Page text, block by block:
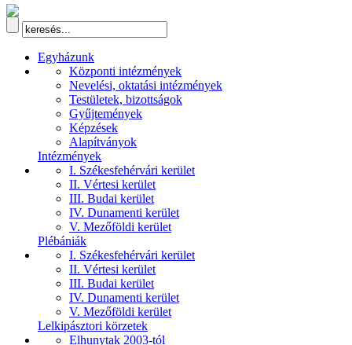
Egyházunk
Központi intézmények
Nevelési, oktatási intézmények
Testületek, bizottságok
Gyűjtemények
Képzések
Alapítványok
Intézmények
I. Székesfehérvári kerület
II. Vértesi kerület
III. Budai kerület
IV. Dunamenti kerület
V. Mezőföldi kerület
Plébániák
I. Székesfehérvári kerület
II. Vértesi kerület
III. Budai kerület
IV. Dunamenti kerület
V. Mezőföldi kerület
Lelkipásztori körzetek
Elhunytak 2003-tól